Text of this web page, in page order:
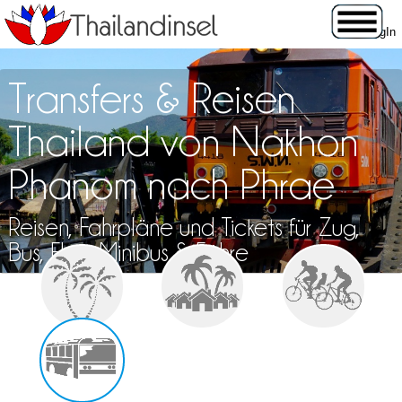
Transfers & Reisen
Thailand von Nakhon
Phanom nach Phrae
Reisen, Fahrpläne und Tickets für Zug,
Bus, Flug, Minibus & Fähre